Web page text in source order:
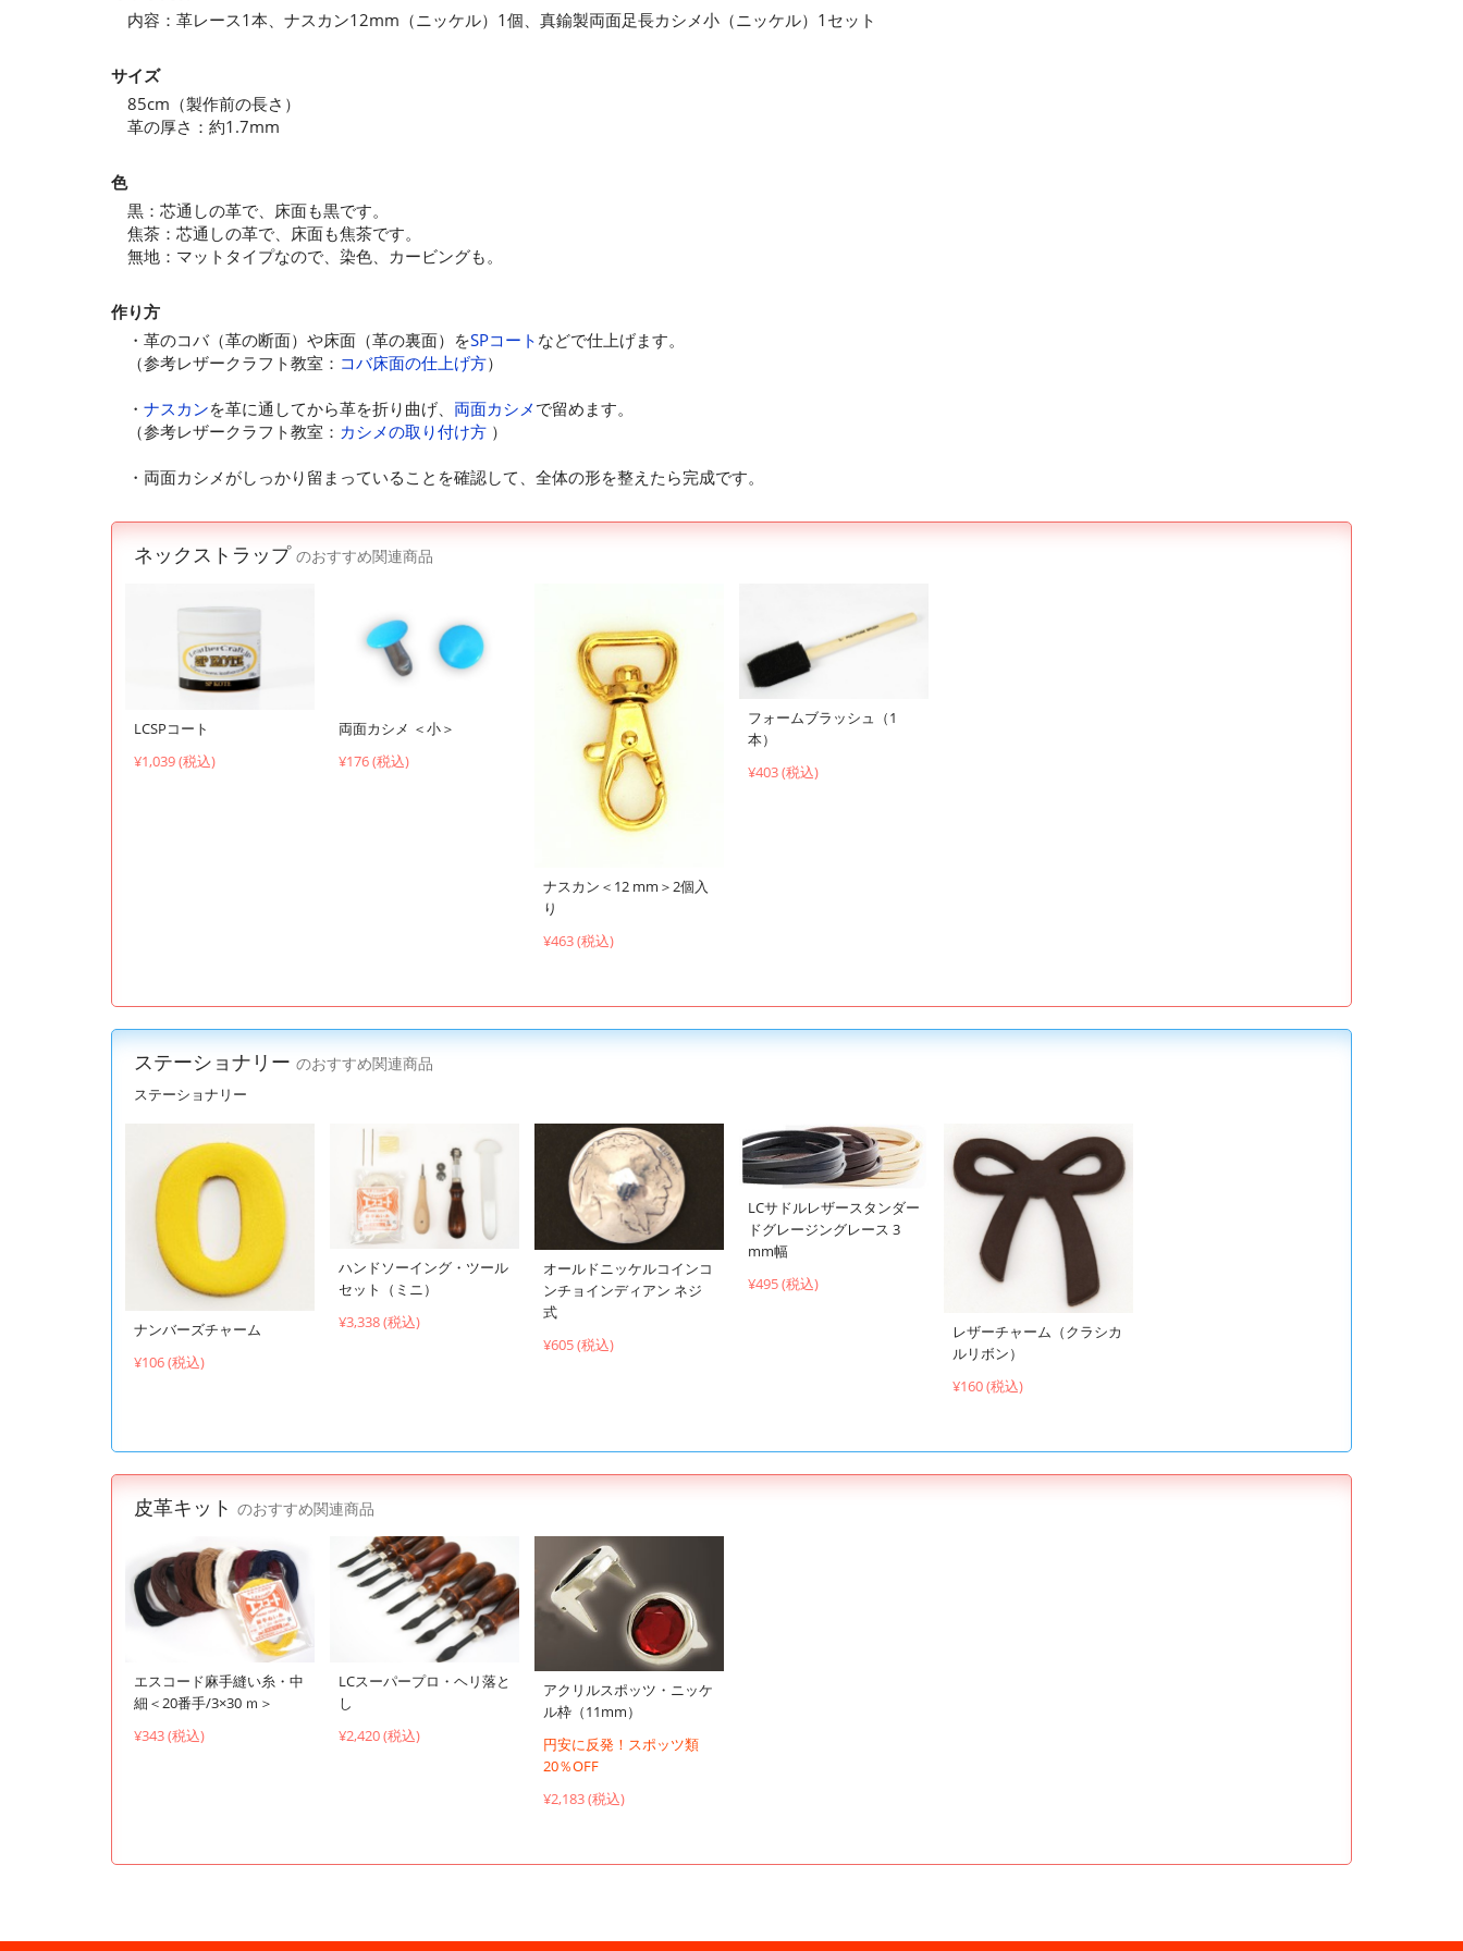
内容：革レース1本、ナスカン12mm（ニッケル）1個、真鍮製両面足長カシメ小（ニッケル）1セット
サイズ
85cm（製作前の長さ）
革の厚さ：約1.7mm
色
黒：芯通しの革で、床面も黒です。
焦茶：芯通しの革で、床面も焦茶です。
無地：マットタイプなので、染色、カービングも。
作り方
・革のコバ（革の断面）や床面（革の裏面）をSPコート などで仕上げます。
（参考レザークラフト教室： コバ床面の仕上げ方）
・ ナスカンを革に通してから革を折り曲げ、 両面カシメ で留めます。
（参考レザークラフト教室： カシメの取り付け方 ）
・両面カシメがしっかり留まっていることを確認して、全体の形を整えたら完成です。
ネックストラップ のおすすめ関連商品
LCSPコート
¥1,039 (税込)
両面カシメ ＜小＞
¥176 (税込)
ナスカン＜12 mm＞2個入
り
¥463 (税込)
フォームブラッシュ（1
本）
¥403 (税込)
ステーショナリー のおすすめ関連商品
ステーショナリー
ナンバーズチャーム
¥106 (税込)
ハンドソーイング・ツール
セット（ミニ）
¥3,338 (税込)
オールドニッケルコインコ
ンチョインディアン ネジ
式
¥605 (税込)
LCサドルレザースタンダー
ドグレージングレース 3
mm幅
¥495 (税込)
レザーチャーム（クラシカ
ルリボン）
¥160 (税込)
皮革キット のおすすめ関連商品
エスコード麻手縫い糸・中
細＜20番手/3×30 ｍ＞
¥343 (税込)
LCスーパープロ・ヘリ落と
し
¥2,420 (税込)
アクリルスポッツ・ニッケ
ル枠（11mm）
円安に反発！スポッツ類
20％OFF
¥2,183 (税込)